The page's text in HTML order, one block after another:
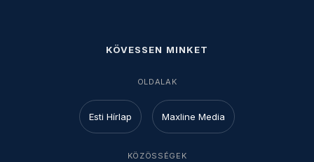
KÖVESSEN MINKET
OLDALAK
Esti Hírlap Maxline Media
KÖZÖSSÉGEK